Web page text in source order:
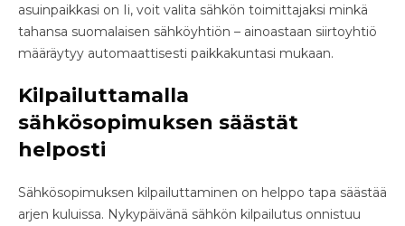
asuinpaikkasi on Ii, voit valita sähkön toimittajaksi minkä
tahansa suomalaisen sähköyhtiön – ainoastaan siirtoyhtiö
määräytyy automaattisesti paikkakuntasi mukaan.
Kilpailuttamalla
sähkösopimuksen säästät
helposti
Sähkösopimuksen kilpailuttaminen on helppo tapa säästää
arjen kuluissa. Nykypäivänä sähkön kilpailutus onnistuu